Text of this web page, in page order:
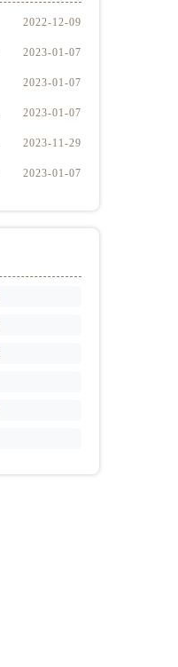
2022-12-09
2023-01-07
2023-01-07
2023-01-07
2023-11-29
2023-01-07